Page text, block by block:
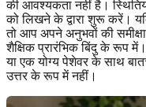
की आवश्यकता नहीं है।
को लिखने के द्वारा शुरू करें।
तो आप अपने अनुभवों की
शैक्षिक प्रारंभिक बिंदु के रूप
या एक योग्य पेशेवर के साथ
उत्तर के रूप में नहीं।